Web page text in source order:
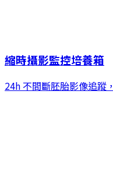
縮時攝影監控培養箱
24h 不間斷胚胎影像追蹤